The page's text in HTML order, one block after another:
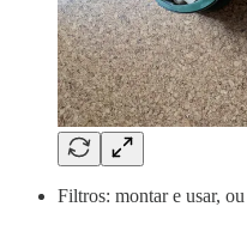
Filtros: montar e usar,